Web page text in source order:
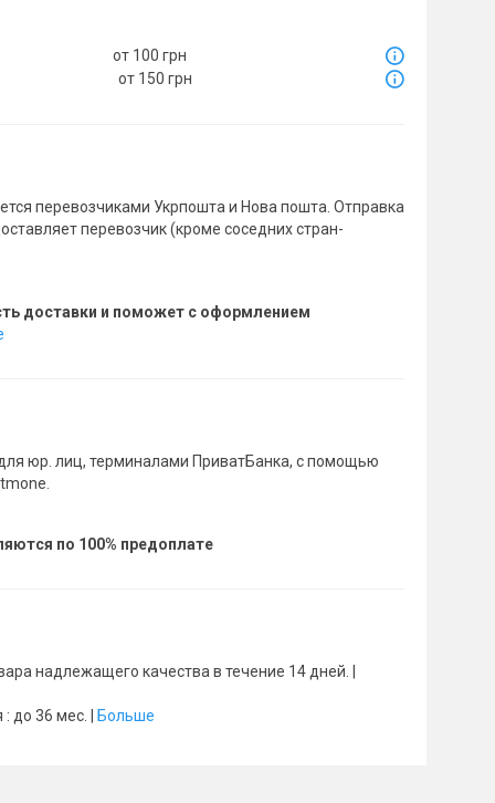
от 100 грн
от 150 грн
перевозчиками Укрпошта и Нова пошта. Отправка
перевозчик (кроме соседних стран-
доставки и поможет с оформлением
юр. лиц, терминалами ПриватБанка, с помощью
по 100% предоплате
надлежащего качества в течение 14 дней. |
до 36 мес. |
Больше